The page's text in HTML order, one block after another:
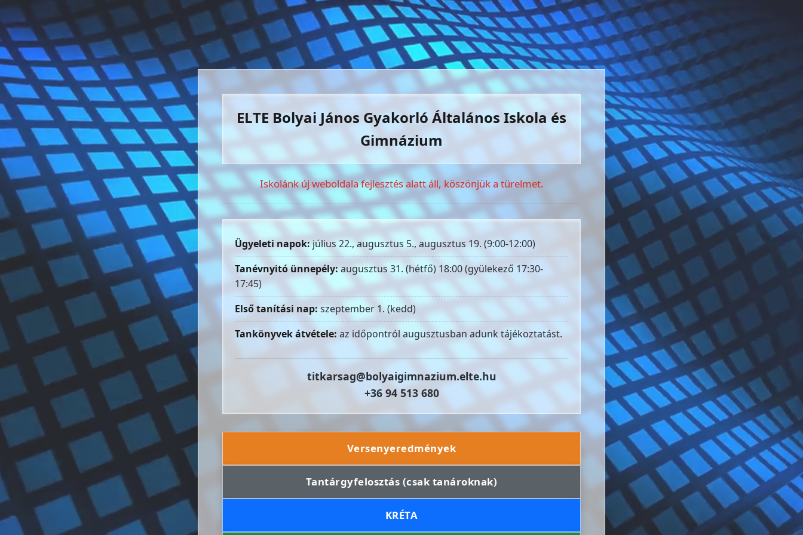
ELTE Bolyai János Gyakorló Általános Iskola és
Gimnázium
Iskolánk új weboldala fejlesztés alatt áll, köszönjük a türelmet.
Ügyeleti napok:július 22., augusztus 5., augusztus 19. (9:00-12:00)
Tanévnyitó ünnepély:augusztus 31. (hétfő) 18:00 (gyülekező 17:30-
17:45)
Első tanítási nap:szeptember 1. (kedd)
Tankönyvek átvétele: az időpontról augusztusban adunk tájékoztatást.
titkarsag@bolyaigimnazium.elte.hu
+36 94 513 680
Versenyeredmények
Tantárgyfelosztás (csak tanároknak)
KRÉTA